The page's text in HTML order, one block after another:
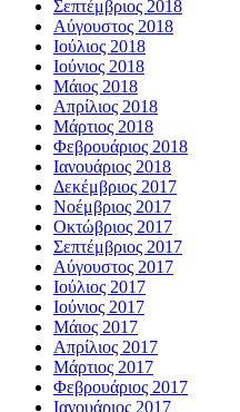
Σεπτέμβριος 2018
Αύγουστος 2018
Ιούλιος 2018
Ιούνιος 2018
Μάιος 2018
Απρίλιος 2018
Μάρτιος 2018
Φεβρουάριος 2018
Ιανουάριος 2018
Δεκέμβριος 2017
Νοέμβριος 2017
Οκτώβριος 2017
Σεπτέμβριος 2017
Αύγουστος 2017
Ιούλιος 2017
Ιούνιος 2017
Μάιος 2017
Απρίλιος 2017
Μάρτιος 2017
Φεβρουάριος 2017
Ιανουάριος 2017